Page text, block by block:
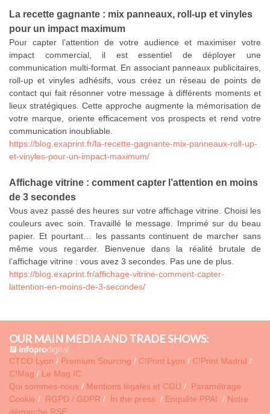
La recette gagnante : mix panneaux, roll-up et vinyles
pour un impact maximum
Pour capter l’attention de votre audience et maximiser votre
impact commercial, il est essentiel de déployer une
communication multi-format. En associant panneaux publicitaires,
roll-up et vinyles adhésifs, vous créez un réseau de points de
contact qui fait résonner votre message à différents moments et
lieux stratégiques. Cette approche augmente la mémorisation de
votre marque, oriente efficacement vos prospects et rend votre
communication inoubliable.
https://blog.exaprint.fr/la-recette-gagnante-mix-panneaux-roll-up-
et-vinyles-pour-un-impact-maximum/
Affichage vitrine : comment capter l’attention en moins
de 3 secondes
Vous avez passé des heures sur votre affichage vitrine. Choisi les
couleurs avec soin. Travaillé le message. Imprimé sur du beau
papier. Et pourtant… les passants continuent de marcher sans
même vous regarder. Bienvenue dans la réalité brutale de
l’affichage vitrine : vous avez 3 secondes. Pas une de plus.
https://blog.exaprint.fr/affichage-vitrine-comment-capter-
lattention-en-moins-de-3-secondes/
OUR MAIN MEDIA AND TRADE SHOWS:
CTCO Lyon / Premium Sourcing / C!Print Lyon / C!Print Madrid /
C!Mag / Le Mag IC
Qui sommes-nous / Mentions légales et CGU / Paramétrage
Cookie / RGPD / GDPR / In the press / Enquête PPAI / Notre
démarche RSE